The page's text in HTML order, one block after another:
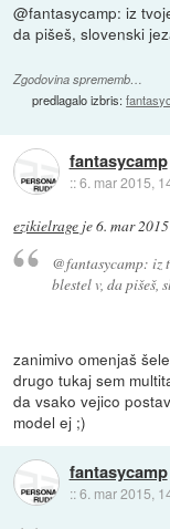
@fantasycamp: iz
da pišeš, slovenski
Zgodovina sprememb…
predlagalo izbris:
fantasycamp
::6. mar 2015,
ezikielrage je6. mar
@fantasycamp: iz
blestel v, da pišeš,
zanimivo omenjaš
drugo tukaj sem
da vsako vejico
model ej ;)
fantasycamp
::6. mar 2015,